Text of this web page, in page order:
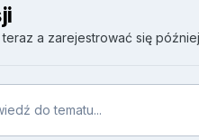
a zarejestrować się
do tematu...